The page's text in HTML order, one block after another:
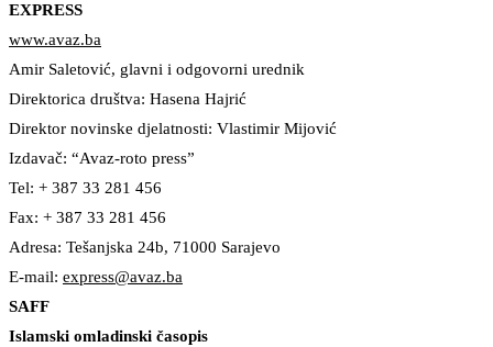
EXPRESS
www.avaz.ba
Amir Saletović, glavni i odgovorni urednik
Direktorica društva: Hasena Hajrić
Direktor novinske djelatnosti: Vlastimir Mijović
Izdavač: “Avaz-roto press”
Tel: + 387 33 281 456
Fax: + 387 33 281 456
Adresa: Tešanjska 24b, 71000 Sarajevo
E-mail: express@avaz.ba
SAFF
Islamski omladinski časopis